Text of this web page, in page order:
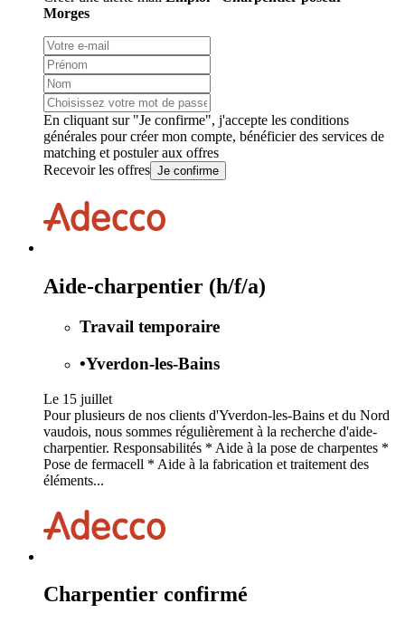
Morges
En cliquant sur "Je confirme", j'accepte les conditions
générales pour créer mon compte, bénéficier des services de
matching et postuler aux offres
Recevoir les offres Je confirme
Aide-charpentier (h/f/a)
Travail temporaire
•Yverdon-les-Bains
Le 15 juillet
Pour plusieurs de nos clients d'Yverdon-les-Bains et du Nord
vaudois, nous sommes régulièrement à la recherche d'aide-
charpentier. Responsabilités * Aide à la pose de charpentes *
Pose de fermacell * Aide à la fabrication et traitement des
éléments...
Charpentier confirmé